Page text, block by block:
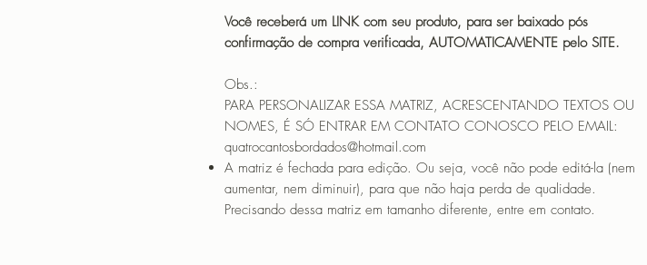
Você receberá um LINK com seu produto, para ser baixado pós
confirmação de compra verificada, AUTOMATICAMENTE pelo SITE.
Obs.:
PARA PERSONALIZAR ESSA MATRIZ, ACRESCENTANDO TEXTOS OU
NOMES, É SÓ ENTRAR EM CONTATO CONOSCO PELO EMAIL:
quatrocantosbordados@hotmail.com
A matriz é fechada para edição. Ou seja, você não pode editá-la (nem
aumentar, nem diminuir), para que não haja perda de qualidade.
Precisando dessa matriz em tamanho diferente, entre em contato.